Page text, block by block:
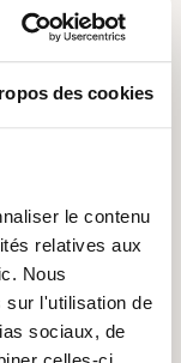
des cookies
le contenu
relatives aux
Nous
sur l'utilisation de
sociaux, de
par-dessus
diner sur place
des